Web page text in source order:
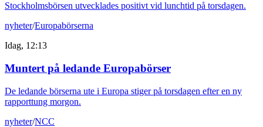
Stockholmsbörsen utvecklades positivt vid lunchtid på torsdagen.
nyheter/Europabörserna
Idag, 12:13
Muntert på ledande Europabörser
De ledande börserna ute i Europa stiger på torsdagen efter en ny
rapporttung morgon.
nyheter/NCC